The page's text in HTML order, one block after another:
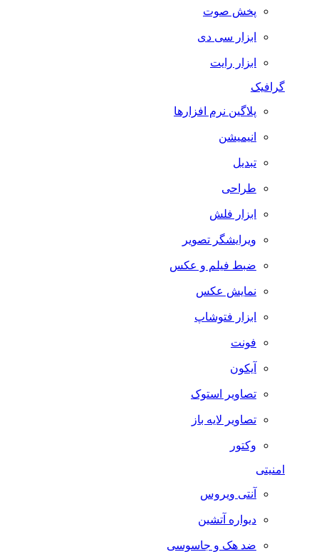
پخش صوت
ابزار سی دی
ابزار رایت
گرافیک
پلاگین نرم افزارها
انیمیشن
تبدیل
طراحی
ابزار فلش
ویرایشگر تصویر
ضبط فيلم و عكس
نمایش عکس
ابزار فتوشاپ
فونت
آیکون
تصاویر استوک
تصاویر لایه باز
وکتور
امنیتی
آنتی ویروس
دیواره آتشین
ضد هک و جاسوسی